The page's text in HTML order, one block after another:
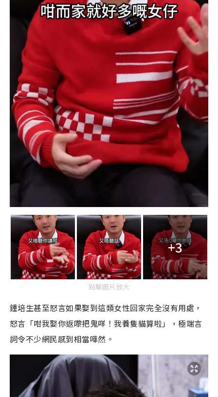
+3
點擊圖片放大
鍾培生甚至怒言如果娶到這類女性回家完全沒有用處，
怒言「咁我娶你返嚟把鬼咩！我養隻貓算啦」，極端言
詞令不少網民感到相當嘩然。